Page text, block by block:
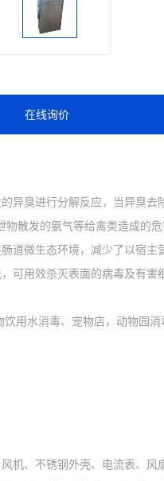
在线询价
异臭进行分解反应，当异臭
散发的氨气等给禽类造成的
道微生态环境，减少了以宿主
可用效杀灭表面的病毒及有害
用水消毒、宠物店，动物园消
机、不锈钢外壳、电流表、风